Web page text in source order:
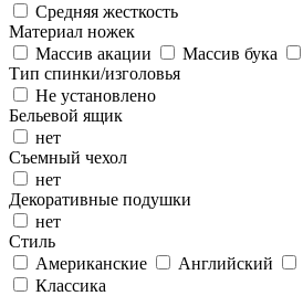
Средняя жесткость
Материал ножек
Массив акации
Массив бука
Тип спинки/изголовья
Не установлено
Бельевой ящик
нет
Съемный чехол
нет
Декоративные подушки
нет
Стиль
Американские
Английский
Классика